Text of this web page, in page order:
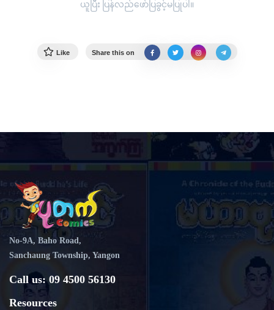
ယူပြီး ပြန်လည်ဖော်ပြခွင့်မပြုပါ။
Like Share this on
No-9A, Baho Road,
Sanchaung Township, Yangon
Call us: 09 4500 56130
Resources